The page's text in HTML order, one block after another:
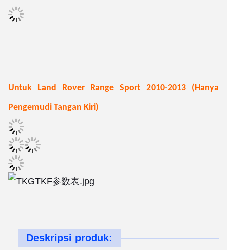
Untuk Land Rover Range Sport 2010-2013 (Hanya
Pengemudi Tangan Kiri)
Deskripsi produk: